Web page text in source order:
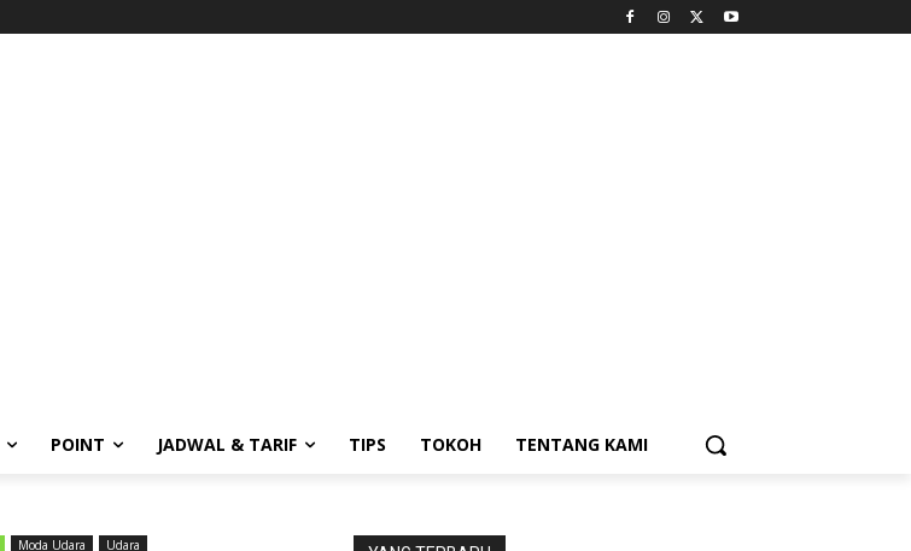
POINT JADWAL & TARIF TIPS TOKOH TENTANG KAMI
Moda Udara Udara